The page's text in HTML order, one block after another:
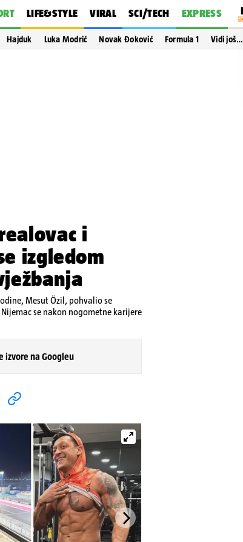
LIFE&STYLE VIRAL SCI/TECH EXPRESS
Hajduk Luka Modrić Novak Đoković Formula 1 Vidi još…
i
izgledom
Mesut Özil, pohvalio se
se nakon nogometne karijere
izvore na Googleu